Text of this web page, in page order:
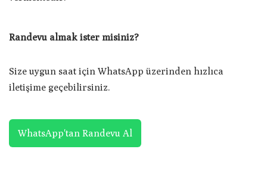
Randevu almak ister misiniz?
Size uygun saat için WhatsApp üzerinden hızlıca
iletişime geçebilirsiniz.
WhatsApp'tan Randevu Al